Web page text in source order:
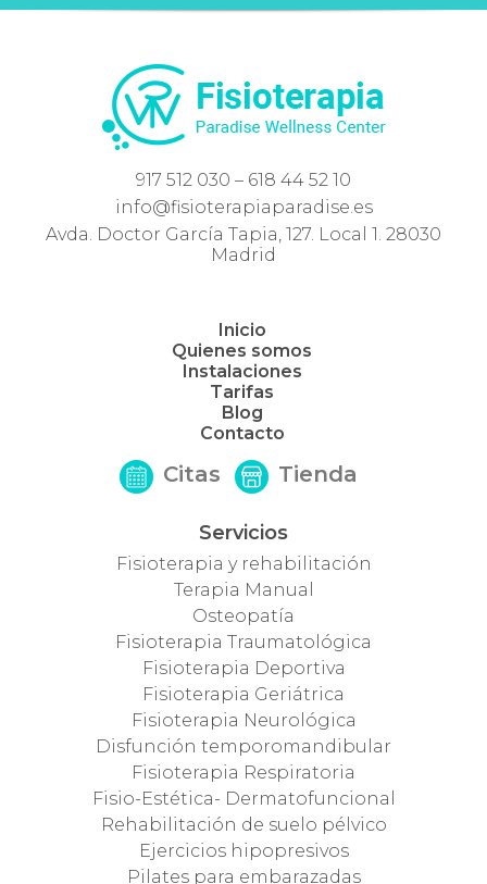
917 512 030 – 618 44 52 10
info@fisioterapiaparadise.es
Avda. Doctor García Tapia, 127. Local 1. 28030
Madrid
Inicio
Quienes somos
Instalaciones
Tarifas
Blog
Contacto
Citas Tienda
Servicios
Fisioterapia y rehabilitación
Terapia Manual
Osteopatía
Fisioterapia Traumatológica
Fisioterapia Deportiva
Fisioterapia Geriátrica
Fisioterapia Neurológica
Disfunción temporomandibular
Fisioterapia Respiratoria
Fisio-Estética- Dermatofuncional
Rehabilitación de suelo pélvico
Ejercicios hipopresivos
Pilates para embarazadas